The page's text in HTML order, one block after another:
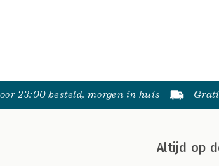
23:00 besteld, morgen in huis
Altijd op